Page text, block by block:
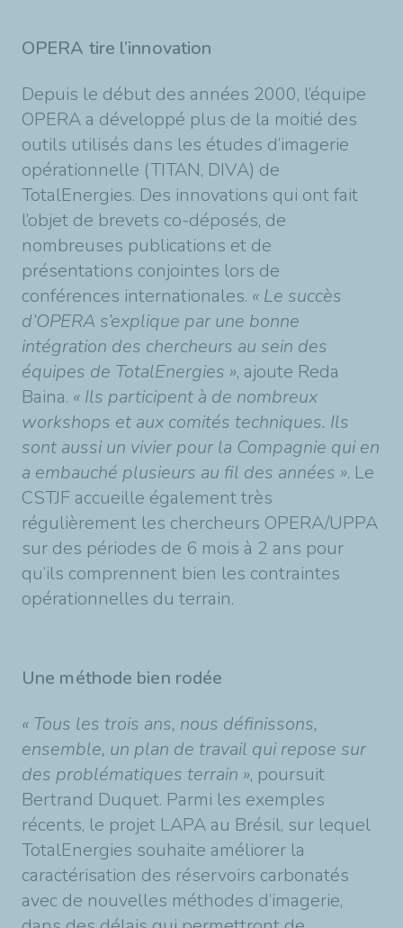
OPERA tire l’innovation
Depuis le début des années 2000, l’équipe
OPERA a développé plus de la moitié des
outils utilisés dans les études d’imagerie
opérationnelle (TITAN, DIVA) de
TotalEnergies. Des innovations qui ont fait
l’objet de brevets co-déposés, de
nombreuses publications et de
présentations conjointes lors de
conférences internationales. « Le succès
d’OPERA s’explique par une bonne
intégration des chercheurs au sein des
équipes de TotalEnergies », ajoute Reda
Baina. « Ils participent à de nombreux
workshops et aux comités techniques. Ils
sont aussi un vivier pour la Compagnie qui en
a embauché plusieurs au fil des années ». Le
CSTJF accueille également très
régulièrement les chercheurs OPERA/UPPA
sur des périodes de 6 mois à 2 ans pour
qu’ils comprennent bien les contraintes
opérationnelles du terrain.
Une méthode bien rodée
« Tous les trois ans, nous définissons,
ensemble, un plan de travail qui repose sur
des problématiques terrain », poursuit
Bertrand Duquet. Parmi les exemples
récents, le projet LAPA au Brésil, sur lequel
TotalEnergies souhaite améliorer la
caractérisation des réservoirs carbonatés
avec de nouvelles méthodes d’imagerie,